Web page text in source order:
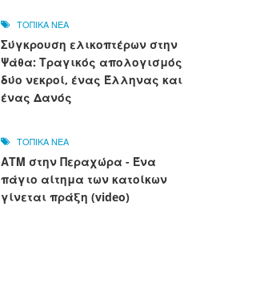
ΤΟΠΙΚΑ ΝΕΑ
Σύγκρουση ελικοπτέρων στην
Ψάθα: Τραγικός απολογισμός
δύο νεκροί, ένας Έλληνας και
ένας Δανός
ΤΟΠΙΚΑ ΝΕΑ
ΑΤΜ στην Περαχώρα - Ένα
πάγιο αίτημα των κατοίκων
γίνεται πράξη (video)